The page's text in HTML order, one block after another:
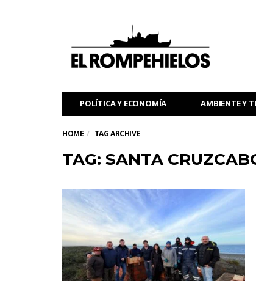
POLÍTICA Y ECONOMÍA AMBIENTE Y
HOME TAG ARCHIVE
TAG: SANTA